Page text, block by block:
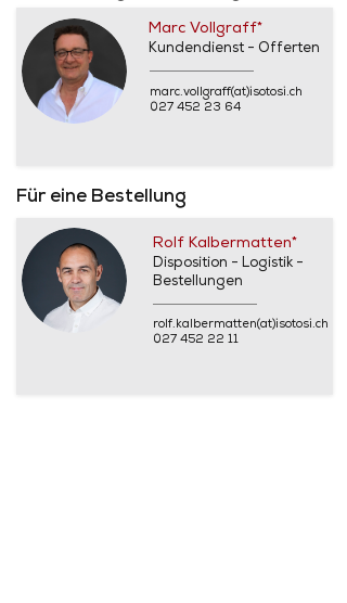
Marc Vollgraff*
Kundendienst - Offerten
marc.vollgraff(at)isotosi.ch
027 452 23 64
Für eine Bestellung
Rolf Kalbermatten*
Disposition - Logistik -
Bestellungen
rolf.kalbermatten(at)isotosi.ch
027 452 22 11